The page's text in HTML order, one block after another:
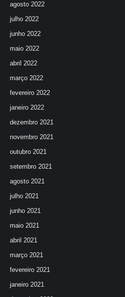
agosto 2022
julho 2022
junho 2022
maio 2022
abril 2022
março 2022
fevereiro 2022
janeiro 2022
dezembro 2021
novembro 2021
outubro 2021
setembro 2021
agosto 2021
julho 2021
junho 2021
maio 2021
abril 2021
março 2021
fevereiro 2021
janeiro 2021